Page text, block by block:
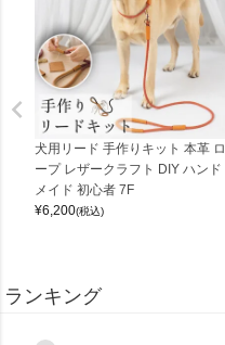
犬用リード 手作りキット 本革 ロ
ープ レザークラフト DIY ハンド
メイド 初心者 7F
¥6,200(税込)
ランキング